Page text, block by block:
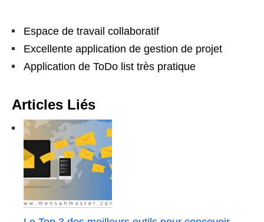
Espace de travail collaboratif
Excellente application de gestion de projet
Application de ToDo list très pratique
Articles Liés